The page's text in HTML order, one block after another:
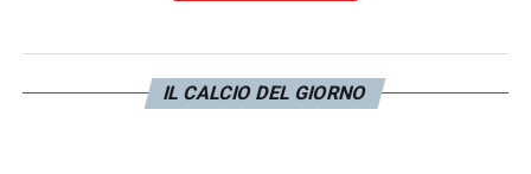
Nel caso in cui venisse confermata la
positività al testosterone, si aprirà la fase
IL CALCIO DEL GIORNO